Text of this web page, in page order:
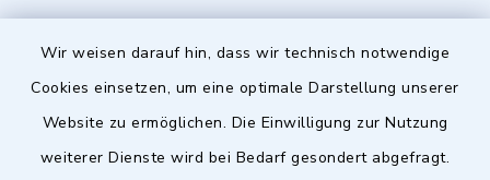
Wir weisen darauf hin, dass wir technisch notwendige
Cookies einsetzen, um eine optimale Darstellung unserer
Website zu ermöglichen. Die Einwilligung zur Nutzung
weiterer Dienste wird bei Bedarf gesondert abgefragt.